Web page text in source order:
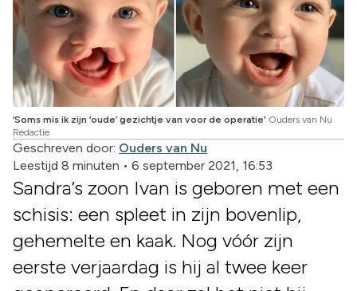
‘Soms mis ik zijn ‘oude’ gezichtje van voor de operatie’ Ouders van Nu
Redactie
Geschreven door: Ouders van Nu
Leestijd 8 minuten • 6 september 2021, 16:53
Sandra’s zoon Ivan is geboren met een
schisis: een spleet in zijn bovenlip,
gehemelte en kaak. Nog vóór zijn
eerste verjaardag is hij al twee keer